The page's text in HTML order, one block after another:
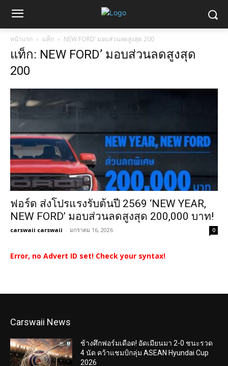
หน้าแรก แท็ก NEW FORD’ มอบส่วนลดสูงสุด 200
แท็ก: NEW FORD’ มอบส่วนลดสูงสุด
200
ฟอร์ด ส่งโปรแรงรับต้นปี 2569 ‘NEW YEAR,
NEW FORD’ มอบส่วนลดสูงสุด 200,000 บาท!
carswaii carswaii - มกราคม 16, 2026 0
Error, no Advert ID set! Check your syntax!
Carswaii News
ช้างศึกฟอร์มเดือด! อัดเมียนมา 2-0 ชนะรวด
4 นัด คว้าแชมป์กลุ่ม ASEAN Hyundai Cup
2026